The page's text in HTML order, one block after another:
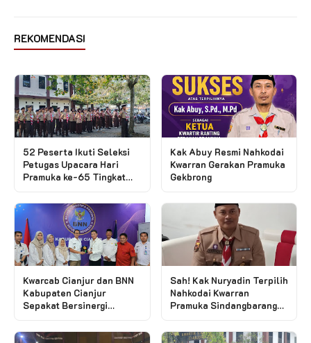
REKOMENDASI
52 Peserta Ikuti Seleksi
Petugas Upacara Hari
Pramuka ke-65 Tingkat
Kak Abuy Resmi Nahkodai
Kwarran Gerakan Pramuka
Gekbrong
Kwarcab Cianjur dan BNN
Kabupaten Cianjur
Sepakat Bersinergi
Narkotika
Sah! Kak Nuryadin Terpilih
Nahkodai Kwarran
Pramuka Sindangbarang